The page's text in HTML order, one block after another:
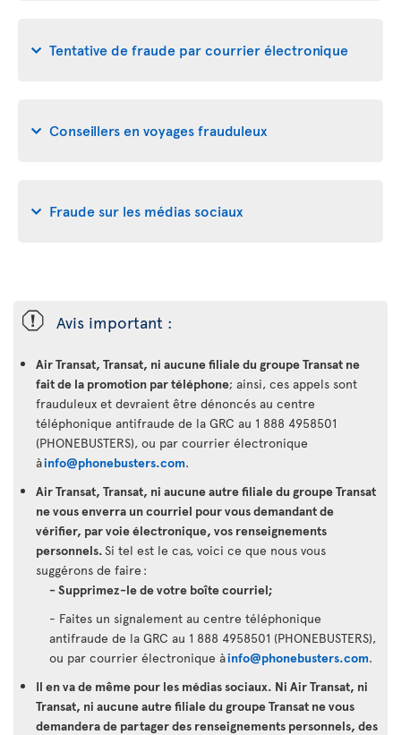
Tentative de fraude par courrier électronique
Conseillers en voyages frauduleux
Fraude sur les médias sociaux
ü Avis important :
Air Transat, Transat, ni aucune filiale du groupe Transat ne
fait de la promotion par téléphone; ainsi, ces appels sont
frauduleux et devraient être dénoncés au centre
téléphonique antifraude de la GRC au 1 888 4958501
(PHONEBUSTERS), ou par courrier électronique
àinfo@phonebusters.com.
Air Transat, Transat, ni aucune autre filiale du groupe Transat
ne vous enverra un courriel pour vous demandant de
vérifier, par voie électronique, vos renseignements
personnels.Si tel est le cas, voici ce que nous vous
suggérons de faire :
- Supprimez-le de votre boîte courriel;
- Faites un signalement au centre téléphonique
antifraude de la GRC au 1 888 4958501 (PHONEBUSTERS),
ou par courrier électronique àinfo@phonebusters.com.
Il en va de même pour les médias sociaux. Ni Air Transat, ni
Transat, ni aucune autre filiale du groupe Transat ne vous
demandera de partager des renseignements personnels, des